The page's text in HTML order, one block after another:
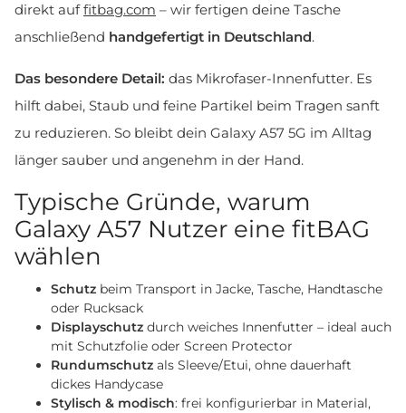
direkt auffitbag.com – wir fertigen deine Tasche
anschließend handgefertigt in Deutschland.
Das besondere Detail: das Mikrofaser-Innenfutter. Es
hilft dabei, Staub und feine Partikel beim Tragen sanft
zu reduzieren. So bleibt dein Galaxy A57 5G im Alltag
länger sauber und angenehm in der Hand.
Typische Gründe, warum
Galaxy A57 Nutzer eine fitBAG
wählen
Schutz beim Transport in Jacke, Tasche, Handtasche
oder Rucksack
Displayschutz durch weiches Innenfutter – ideal auch
mit Schutzfolie oder Screen Protector
Rundumschutz als Sleeve/Etui, ohne dauerhaft
dickes Handycase
Stylisch & modisch: frei konfigurierbar in Material,